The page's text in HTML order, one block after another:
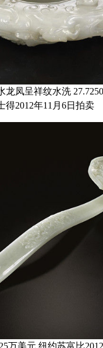
龙凤呈祥纹水洗
得2012年11月6日拍卖
万美元 纽约苏富比